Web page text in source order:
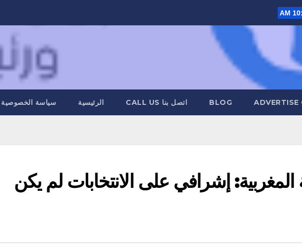
ADVERTISE
BLOG اتصل بنا CALL US الرئيسية سياسة الخصوصية
إشرافي على الانتخابات لم يكن